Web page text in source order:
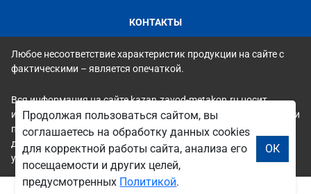
КОНТАКТЫ
Любое несоответствие характеристик продукции на сайте с
фактическими – является опечаткой.
Вся информация на сайте kazan.zavod-metakon.ru носит
исключительно ознакомительный и справочный характер и ни
при каких условиях не является публичной офертой. Всю
дополнительную информацию можно узнать по телефонам
указанным на сайте.
Продолжая пользоваться сайтом, вы
соглашаетесь на обработку данных cookies
для корректной работы сайта, анализа его
посещаемости и других целей,
предусмотренных Политикой.
ОК